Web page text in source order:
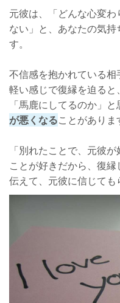
元彼は、「どんな心変
ない」と、あなたの気
す。
不信感を抱かれている相
軽い感じで復縁を迫ると
「馬鹿にしてるのか」と
が悪くなることがありま
「別れたことで、元彼
ことが好きだから、復
伝えて、元彼に信じても